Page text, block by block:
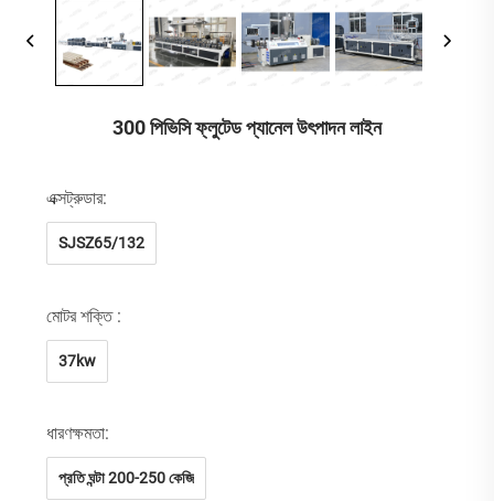
300 পিভিসি ফ্লুটেড প্যানেল উৎপাদন লাইন
এক্সট্রুডার:
SJSZ65/132
মোটর শক্তি :
37kw
ধারণক্ষমতা:
প্রতি ঘন্টা 200-250 কেজি